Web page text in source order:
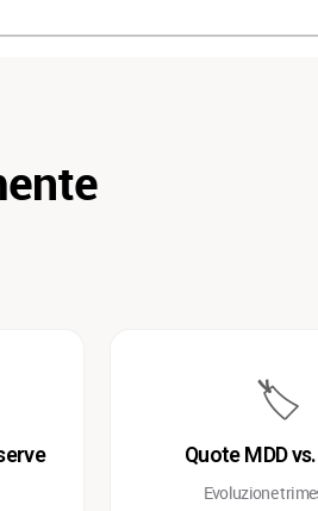
🏷️
Quote MDD
Evoluzione